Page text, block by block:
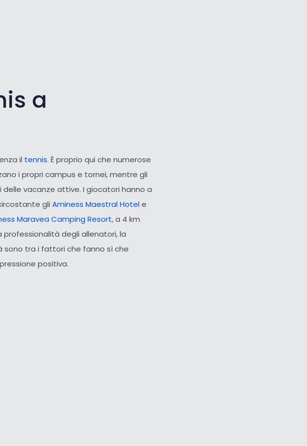
a
il tennis. È proprio qui che numerose
i propri campus e tornei, mentre gli
vacanze attive. I giocatori hanno a
gli Aminess Maestral Hotele
Maravea Camping Resort, a 4 km
degli allenatori, la
sono tra i fattori che fanno sì che
positiva.